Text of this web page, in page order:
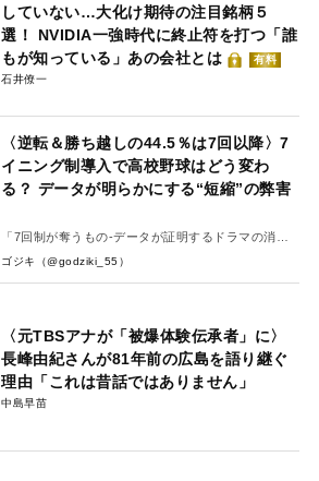
していない…大化け期待の注目銘柄５
選！ NVIDIA一強時代に終止符を打つ「誰
もが知っている」あの会社とは
有料
石井僚一
〈逆転＆勝ち越しの44.5％は7回以降〉7
イニング制導入で高校野球はどう変わ
る？ データが明らかにする“短縮”の弊害
「7回制が奪うもの-データが証明するドラマの消
失-」
ゴジキ（@godziki_55）
〈元TBSアナが「被爆体験伝承者」に〉
長峰由紀さんが81年前の広島を語り継ぐ
理由「これは昔話ではありません」
中島早苗